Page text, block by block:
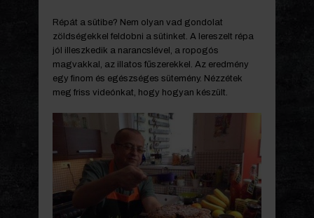
Répát a sütibe? Nem olyan vad gondolat
zöldségekkel feldobni a sütinket. A lereszelt répa
jól illeszkedik a narancslével, a ropogós
magvakkal, az illatos fűszerekkel. Az eredmény
egy finom és egészséges sütemény. Nézzétek
meg friss videónkat, hogy hogyan készült.